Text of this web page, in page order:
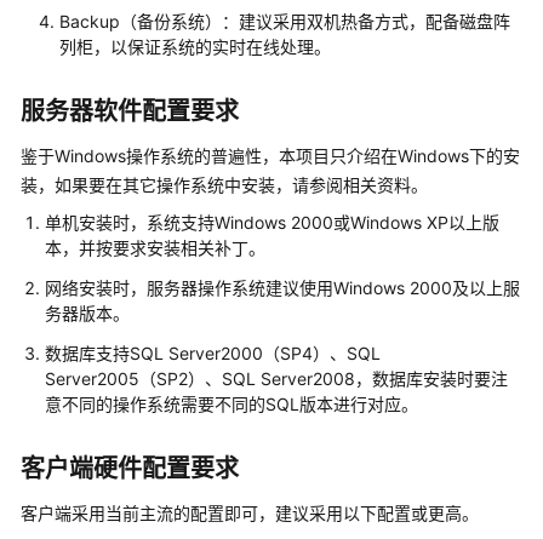
企
字
解
决
方
案
天
心
天
思
数
化
工
厂
Backup（备份系统）：建议采用双机热备方式，配备磁盘阵
列柜，以保证系统的实时在线处理。
服务器软件配置要求
鉴于Windows操作系统的普遍性，本项目只介绍在Windows下的安
装，如果要在其它操作系统中安装，请参阅相关资料。
单机安装时，系统支持Windows 2000或Windows XP以上版
本，并按要求安装相关补丁。
网络安装时，服务器操作系统建议使用Windows 2000及以上服
务器版本。
数据库支持SQL Server2000（SP4）、SQL
Server2005（SP2）、SQL Server2008，数据库安装时要注
意不同的操作系统需要不同的SQL版本进行对应。
客户端硬件配置要求
客户端采用当前主流的配置即可，建议采用以下配置或更高。